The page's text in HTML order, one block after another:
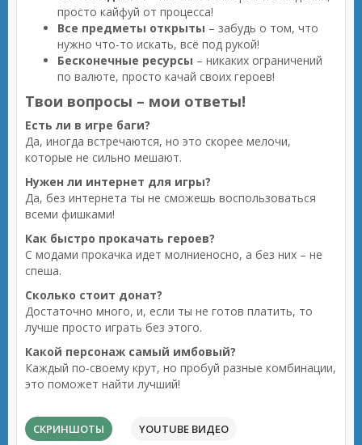
просто кайфуй от процесса!
Все предметы открыты – забудь о том, что
нужно что-то искать, всё под рукой!
Бесконечные ресурсы – никаких ограничений
по валюте, просто качай своих героев!
Твои вопросы – мои ответы!
Есть ли в игре баги?
Да, иногда встречаются, но это скорее мелочи,
которые не сильно мешают.
Нужен ли интернет для игры?
Да, без интернета ты не сможешь воспользоваться
всеми фишками!
Как быстро прокачать героев?
С модами прокачка идет молниеносно, а без них – не
спеша.
Сколько стоит донат?
Достаточно много, и, если ты не готов платить, то
лучше просто играть без этого.
Какой персонаж самый имбовый?
Каждый по-своему крут, но пробуй разные комбинации,
это поможет найти лучший!
СКРИНШОТЫ YOUTUBE ВИДЕО